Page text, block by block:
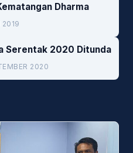
Dharma
2019
Serentak 2020 Ditunda
2020